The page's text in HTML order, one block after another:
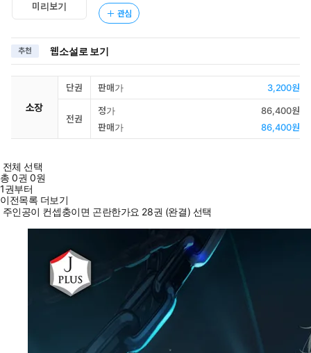
미리보기
관심
추천 웹소설로 보기
소장
단권 판매가 3,200원
전권
정가
86,400원
판매가
86,400원
전체 선택
총0권 0원
1권부터
이전목록 더보기
주인공이 컨셉충이면 곤란한가요 28권 (완결) 선택